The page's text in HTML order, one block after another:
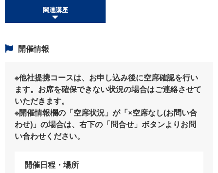
関連講座
開催情報
※他社提携コースは、お申し込み後に空席確認を行い
ます。お席を確保できない状況の場合はご連絡させて
いただきます。
※開催情報欄の「空席状況」が「×空席なし(お問い合
わせ)」の場合は、右下の「問合せ」ボタンよりお問
い合わせください。
開催日程・場所